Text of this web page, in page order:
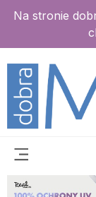
Na stronie